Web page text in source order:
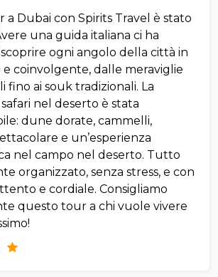
a Dubai con Spirits Travel è stato
una guida italiana ci ha
ogni angolo della città in
e coinvolgente, dalle meraviglie
fino ai souk tradizionali. La
nel deserto è stata
dune dorate, cammelli,
e un’esperienza
nel campo nel deserto. Tutto
organizzato, senza stress, e con
e cordiale. Consigliamo
questo tour a chi vuole vivere